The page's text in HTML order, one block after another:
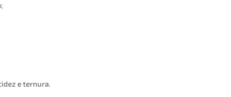
e ternura.